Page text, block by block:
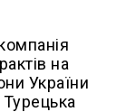
на
України